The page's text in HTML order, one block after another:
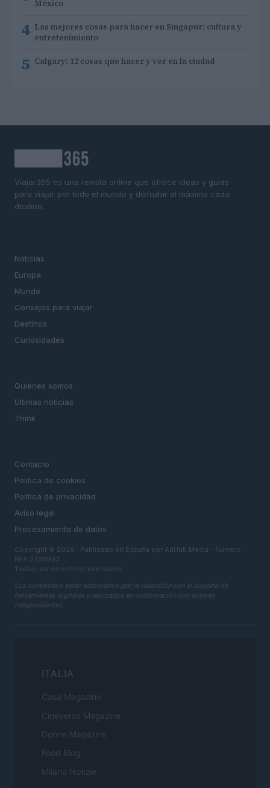
México
4 Las mejores cosas para hacer en Singapur: cultura y
entretenimiento
5 Calgary: 12 cosas que hacer y ver en la ciudad
Viajar365 es una revista online que ofrece ideas y guías
para viajar por todo el mundo y disfrutar al máximo cada
destino.
Noticias
Europa
Mundo
Consejos para viajar
Destinos
Curiosidades
Quienes somos
Últimas noticias
Think
Contacto
Politica de cookies
Política de privacidad
Aviso legal
Procesamiento de datos
Copyright © 2026 · Publicado en España por AdHub Media - Numero
REA 2729933
Todos los derechos reservados
Los contenidos están elaborados por la redacción con el soporte de
herramientas digitales y realizados en colaboración con autores
independientes.
ITALIA
Casa Magazine
Cineverse Magazine
Donne Magazine
Food Blog
Milano Notizie